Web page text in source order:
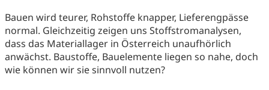
Bauen wird teurer, Rohstoffe knapper, Lieferengpässe
normal. Gleichzeitig zeigen uns Stoffstromanalysen,
dass das Materiallager in Österreich unaufhörlich
anwächst. Baustoffe, Bauelemente liegen so nahe, doch
wie können wir sie sinnvoll nutzen?